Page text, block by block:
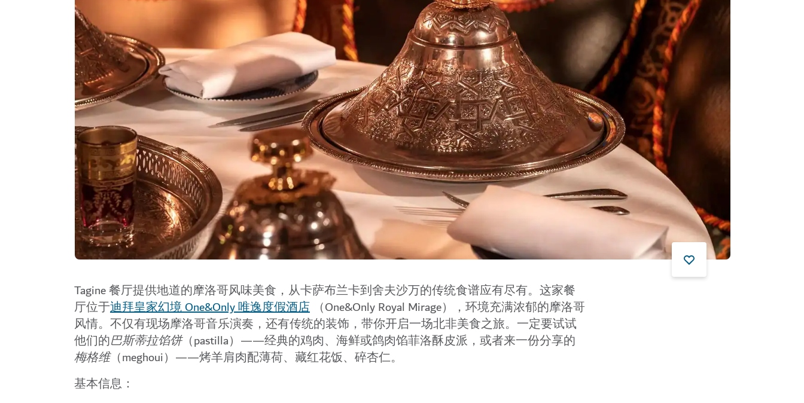
Tagine 餐厅提供地道的摩洛哥风味美食，从卡萨布兰卡到舍夫沙万的传统食谱应有尽有。这家餐
厅位于迪拜皇家幻境 One&Only 唯逸度假酒店 （One&Only Royal Mirage），环境充满浓郁的摩洛哥
风情。不仅有现场摩洛哥音乐演奏，还有传统的装饰，带你开启一场北非美食之旅。一定要试试
他们的巴斯蒂拉馅饼（pastilla）——经典的鸡肉、海鲜或鸽肉馅菲洛酥皮派，或者来一份分享的
梅格维（meghoui）——烤羊肩肉配薄荷、藏红花饭、碎杏仁。
基本信息：